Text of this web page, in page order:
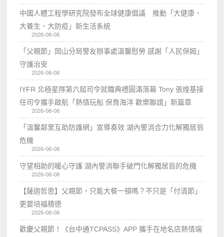
中國人體工程學研究院發布全球健康倡議 推動「大健康、
大養生、大防疫」新生活系統
2026-08-08
「父親節」岡山分局警友辦事處溫馨慰勞 感謝「人民保姆」
守護治安
2026-08-08
IYFR 北極星隊第六屆司令就職典禮圓滿落幕 Tony 張煌基接
任司令攜手啟航「熱情玩船 保育海洋 歡樂聯誼」新篇章
2026-08-08
「溫馨鄰里互助防護網」宣導奏效 湖內警消合力化解獨居翁
危機
2026-08-08
守望相助的暖心守護 湖內警消聯手破門化解獨居翁的危機
2026-08-08
【薩迦哲思】父親節，只能大餐一頓嗎？不只是「付清節」
更要培福積德
2026-08-08
歡慶父親節！《台中通TCPASS》APP 攜手在地名店熱情端